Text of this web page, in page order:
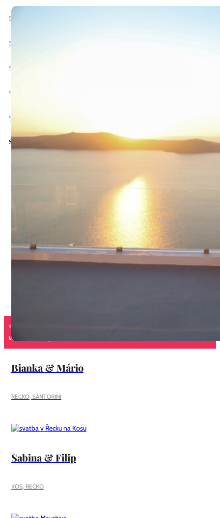
Bianka & Mário
ŘECKO, SANTORINI
Sabina & Filip
KOS, ŘECKO
Svatba v Itálii
Svatba na Srí Lance
Svatba na Havaji na Maui
Svatba na Maledivách
Svatba na Mauriciu
Sledujte nás
© 2026 - Svatba v zahraničí
Webové stránky od Fubah.cz